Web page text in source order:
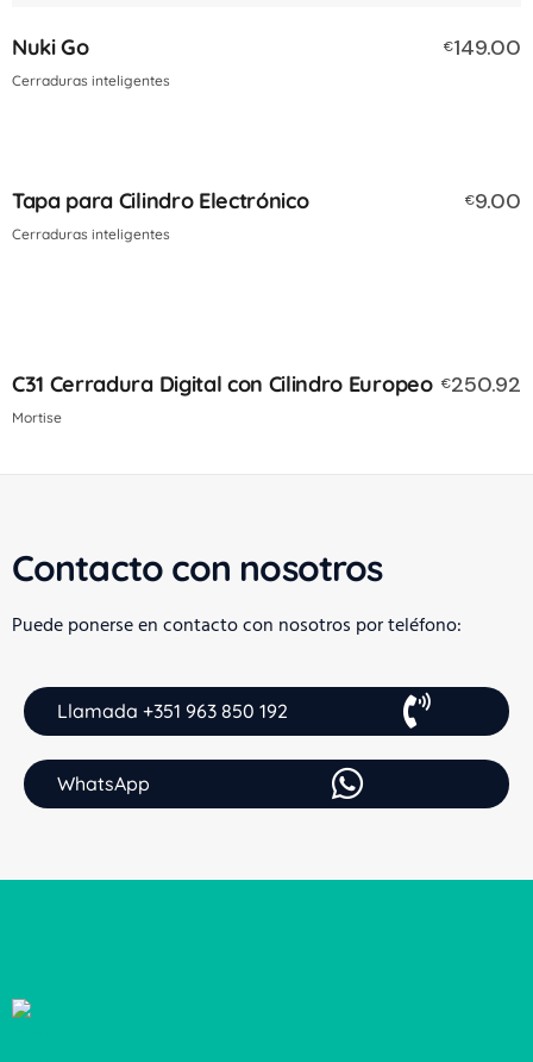
Nuki Go €149.00
Cerraduras inteligentes
Tapa para Cilindro Electrónico €9.00
Cerraduras inteligentes
C31 Cerradura Digital con Cilindro Europeo €250.92
Mortise
Contacto con nosotros
Puede ponerse en contacto con nosotros por teléfono:
Llamada +351 963 850 192
WhatsApp